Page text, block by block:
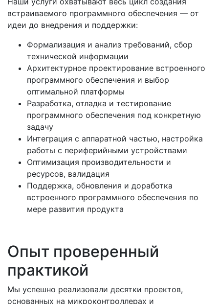
встраиваемого программного обеспечения — от
идеи до внедрения и поддержки:
Формализация и анализ требований, сбор
технической информации
Архитектурное проектирование встроенного
программного обеспечения и выбор
оптимальной платформы
Разработка, отладка и тестирование
программного обеспечения под конкретную
задачу
Интеграция с аппаратной частью, настройка
работы с периферийными устройствами
Оптимизация производительности и
ресурсов, валидация
Поддержка, обновления и доработка
встроенного программного обеспечения по
мере развития продукта
Опыт проверенный
практикой
Мы успешно реализовали десятки проектов,
основанных на микроконтроллерах и